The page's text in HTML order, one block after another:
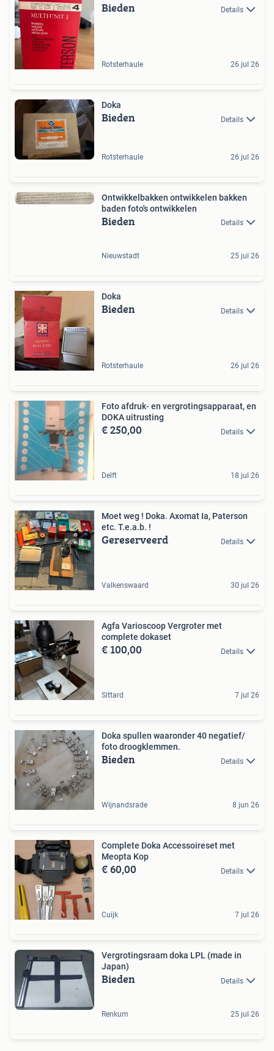
Bieden Details
Rotsterhaule 26 jul 26
Doka
Bieden Details
Rotsterhaule 26 jul 26
Ontwikkelbakken ontwikkelen bakken
baden foto's ontwikkelen
Bieden Details
Nieuwstadt 25 jul 26
Doka
Bieden Details
Rotsterhaule 26 jul 26
Foto afdruk- en vergrotingsapparaat, en
DOKA uitrusting
€ 250,00 Details
Delft 18 jul 26
Moet weg ! Doka. Axomat Ia, Paterson
etc. T.e.a.b. !
Gereserveerd Details
Valkenswaard 30 jul 26
Agfa Varioscoop Vergroter met
complete dokaset
€ 100,00 Details
Sittard 7 jul 26
Doka spullen waaronder 40 negatief/
foto droogklemmen.
Bieden Details
Wijnandsrade 8 jun 26
Complete Doka Accessoireset met
Meopta Kop
€ 60,00 Details
Cuijk 7 jul 26
Vergrotingsraam doka LPL (made in
Japan)
Bieden Details
Renkum 25 jul 26